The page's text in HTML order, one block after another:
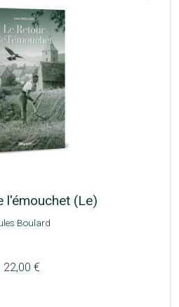
l'émouchet (Le)
Boulard
22,00 €